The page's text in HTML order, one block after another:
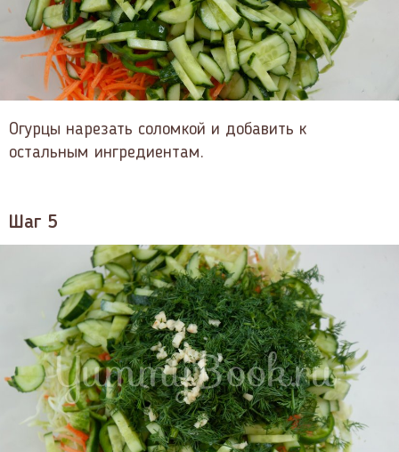
Огурцы нарезать соломкой и добавить к
остальным ингредиентам.
Шаг 5